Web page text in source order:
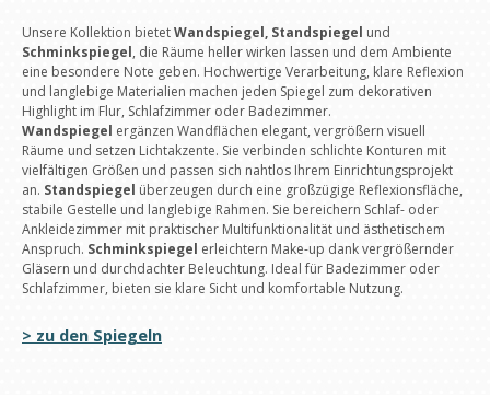
Unsere Kollektion bietetWandspiegel, Standspiegel und
Schminkspiegel, die Räume heller wirken lassen und dem Ambiente
eine besondere Note geben. Hochwertige Verarbeitung, klare Reflexion
und langlebige Materialien machen jeden Spiegel zum dekorativen
Highlight im Flur, Schlafzimmer oder Badezimmer.
Wandspiegel ergänzen Wandflächen elegant, vergrößern visuell
Räume und setzen Lichtakzente. Sie verbinden schlichte Konturen mit
vielfältigen Größen und passen sich nahtlos Ihrem Einrichtungsprojekt
an. Standspiegel überzeugen durch eine großzügige Reflexionsfläche,
stabile Gestelle und langlebige Rahmen. Sie bereichern Schlaf- oder
Ankleidezimmer mit praktischer Multifunktionalität und ästhetischem
Anspruch. Schminkspiegel erleichtern Make-up dank vergrößernder
Gläsern und durchdachter Beleuchtung. Ideal für Badezimmer oder
Schlafzimmer, bieten sie klare Sicht und komfortable Nutzung.
> zu den Spiegeln